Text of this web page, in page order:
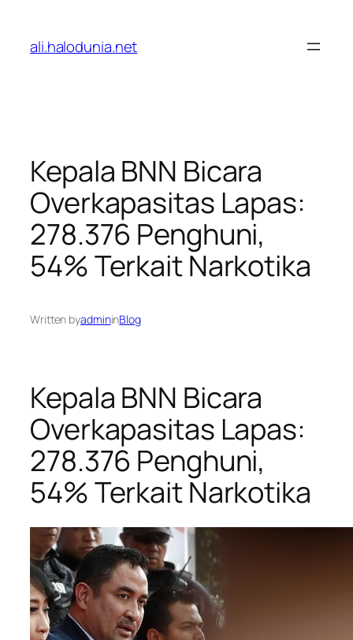
konten
ali.halodunia.net
Kepala BNN Bicara
Overkapasitas Lapas:
278.376 Penghuni,
54% Terkait Narkotika
Written byadmininBlog
Kepala BNN Bicara
Overkapasitas Lapas:
278.376 Penghuni,
54% Terkait Narkotika